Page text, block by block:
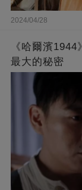
2024/04/28
《哈爾濱
最大的秘密